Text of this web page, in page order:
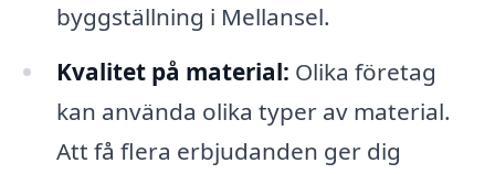
byggställning i Mellansel.
Kvalitet på material: Olika företag
kan använda olika typer av material.
Att få flera erbjudanden ger dig